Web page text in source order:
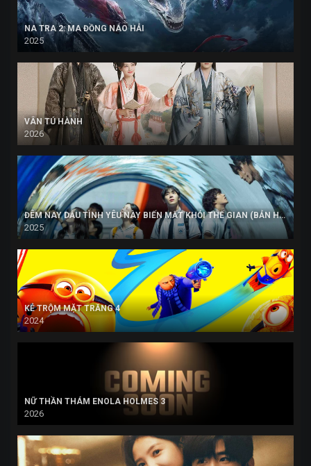
NA TRA 2: MA ĐỒNG NÁO HẢI
2025
VÂN TÚ HÀNH
2026
ĐÊM NAY DẪU TÌNH YÊU NÀY BIẾN MẤT KHỎI THẾ GIAN (BẢN HÀN)
2025
KẺ TRỘM MẶT TRĂNG 4
2024
NỮ THẦN THÁM ENOLA HOLMES 3
2026